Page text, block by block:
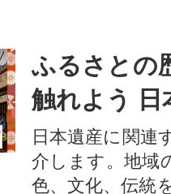
ふるさとの
触れよう 日
日本遺産に関連
介します。地域
色、文化、伝統